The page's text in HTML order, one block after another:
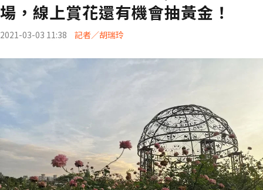
場，線上賞花還有機會抽黃金！
2021-03-03 11:38 記者／胡瑞玲